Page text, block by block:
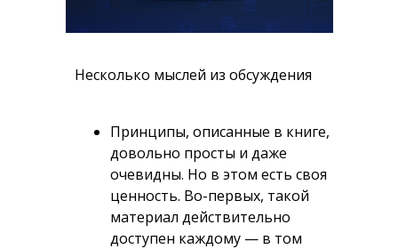
Несколько мыслей из обсуждения
Принципы, описанные в книге,
довольно просты и даже
очевидны. Но в этом есть своя
ценность. Во-первых, такой
материал действительно
доступен каждому — в том